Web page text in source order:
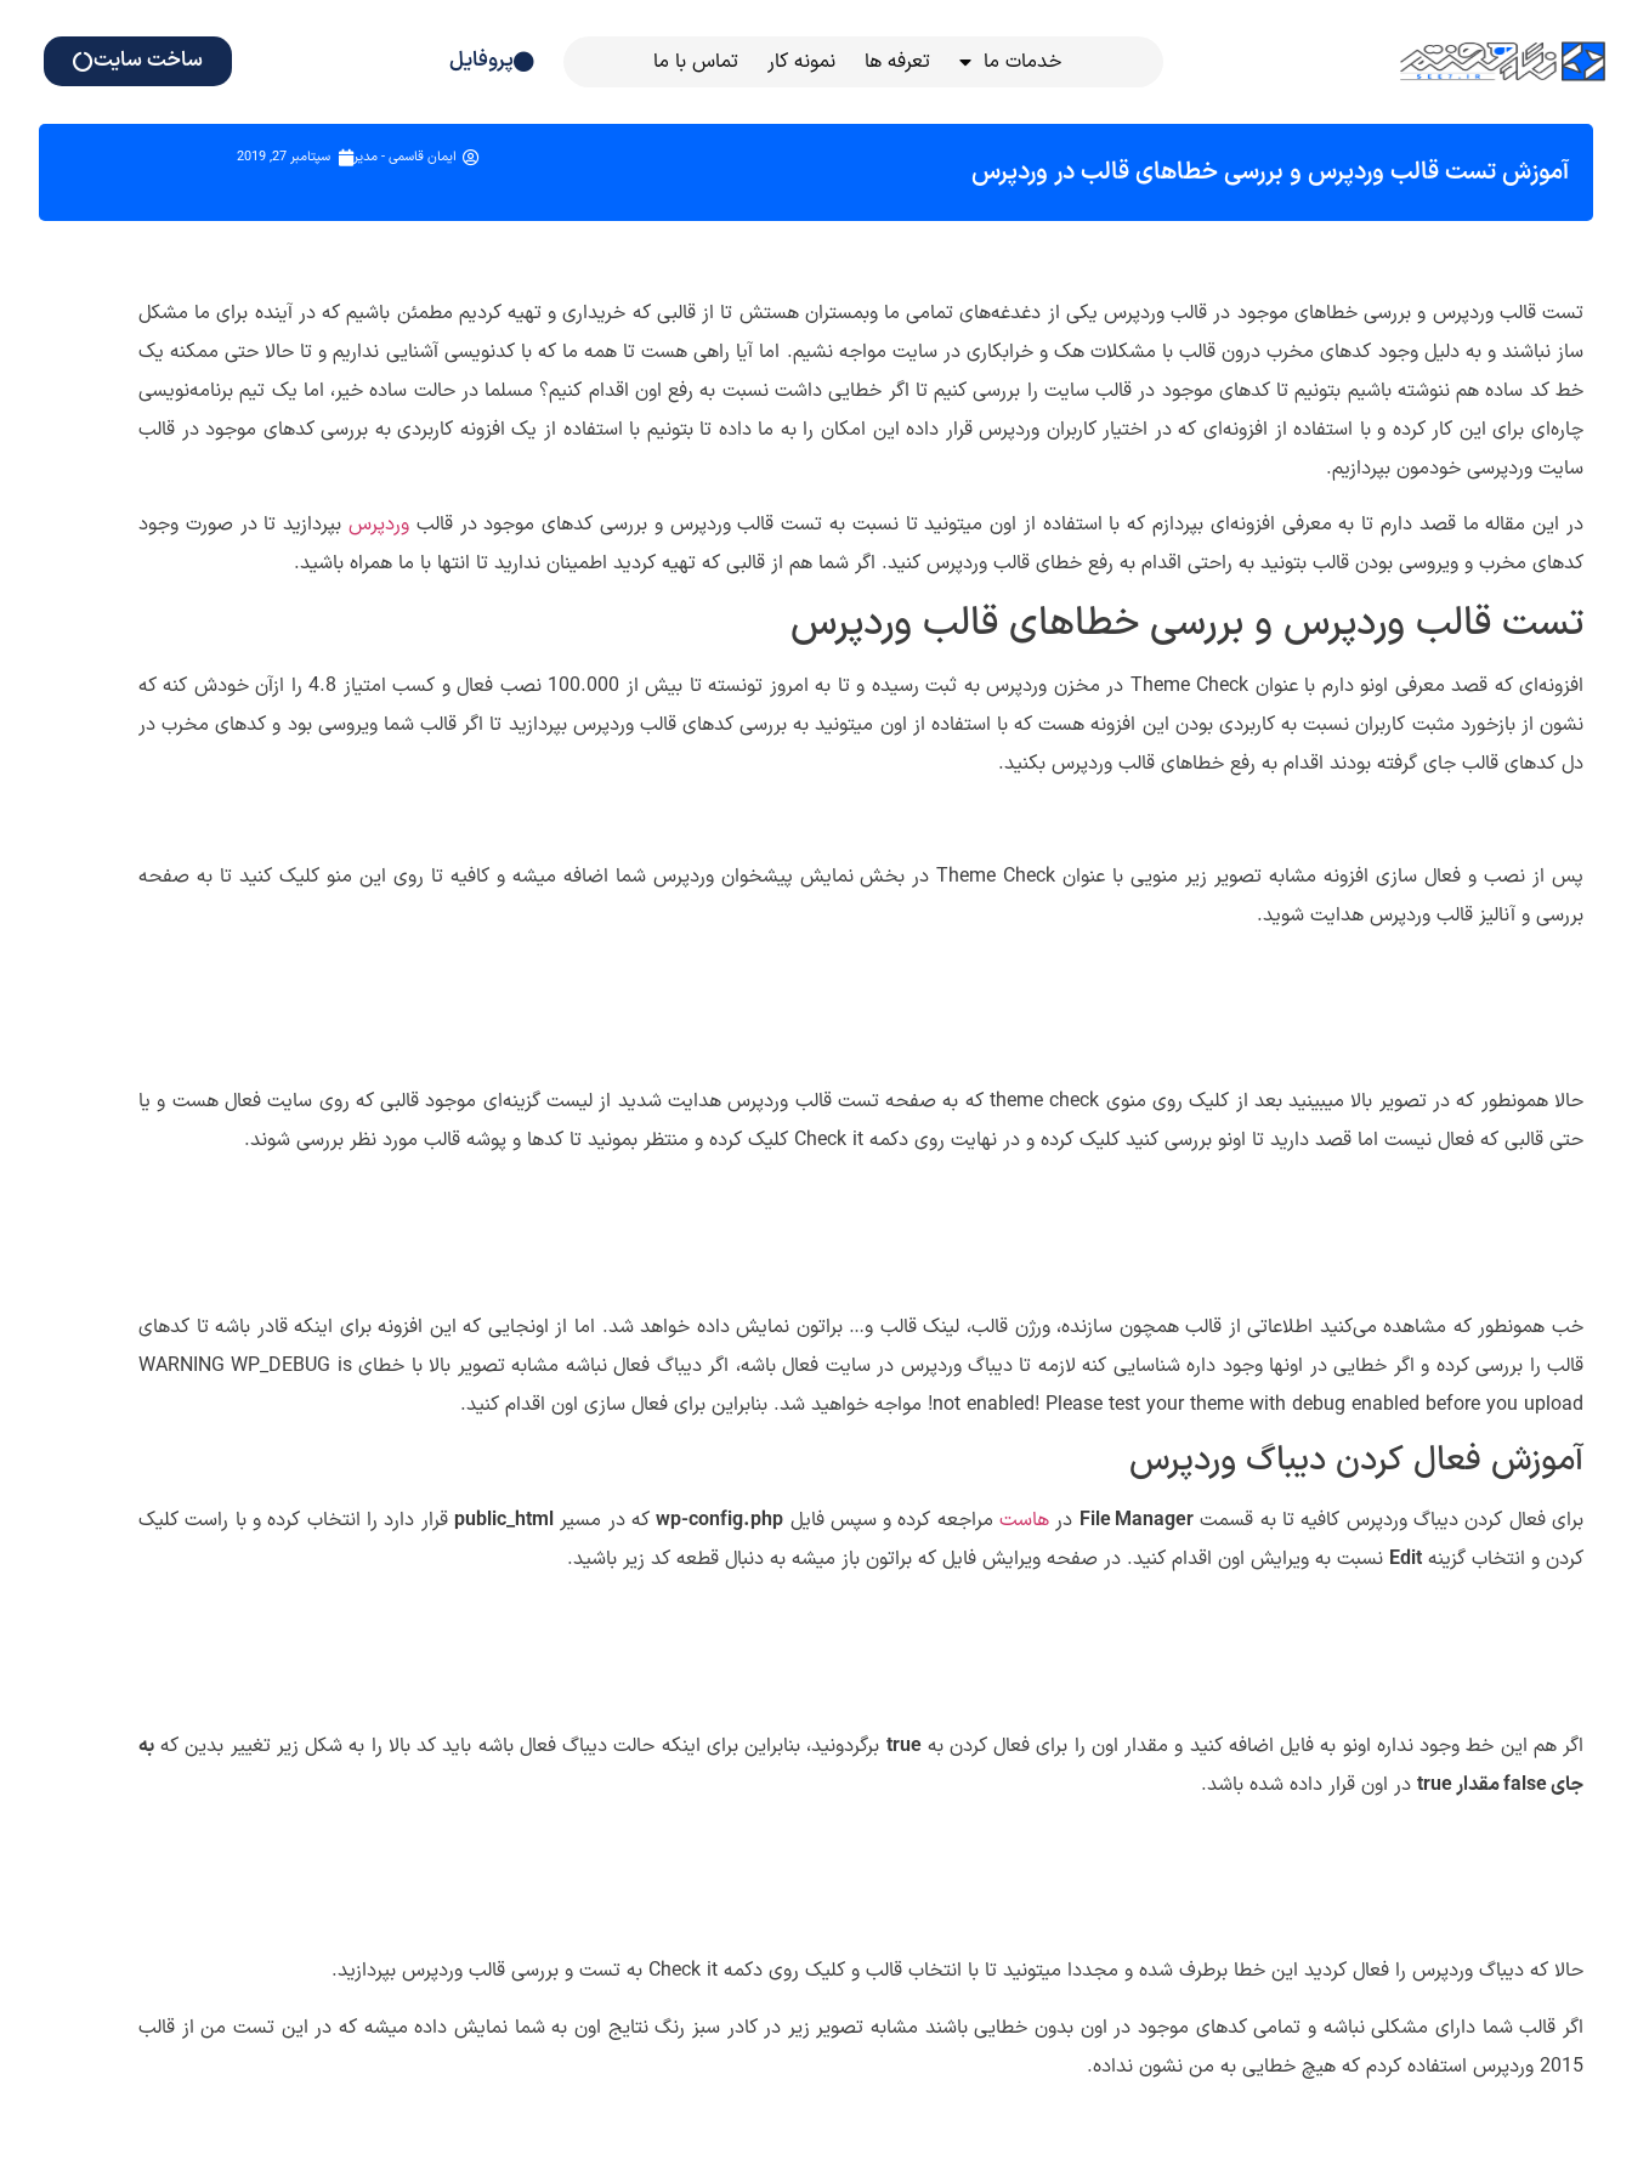
خدمات ما تعرفه ها نمونه کار تماس با ما پروفایل ساخت سایت
آموزش تست قالب وردپرس و بررسی خطاهای قالب در وردپرس ایمان قاسمی - مدیر سپتامبر 27, 2019
تست قالب وردپرس و بررسی خطاهای موجود در قالب وردپرس یکی از دغدغه‌های تمامی ما وبمستران هستش تا از قالبی که خریداری و تهیه کردیم مطمئن باشیم که در آینده برای ما مشکل
ساز نباشند و به دلیل وجود کدهای مخرب درون قالب با مشکلات هک و خرابکاری در سایت مواجه نشیم. اما آیا راهی هست تا همه ما که با کدنویسی آشنایی نداریم و تا حالا حتی ممکنه یک
خط کد ساده هم ننوشته باشیم بتونیم تا کدهای موجود در قالب سایت را بررسی کنیم تا اگر خطایی داشت نسبت به رفع اون اقدام کنیم؟ مسلما در حالت ساده خیر، اما یک تیم برنامه‌نویسی
چاره‌ای برای این کار کرده و با استفاده از افزونه‌ای که در اختیار کاربران وردپرس قرار داده این امکان را به ما داده تا بتونیم با استفاده از یک افزونه کاربردی به بررسی کدهای موجود در قالب
سایت وردپرسی خودمون بپردازیم.
در این مقاله ما قصد دارم تا به معرفی افزونه‌ای بپردازم که با استفاده از اون میتونید تا نسبت به تست قالب وردپرس و بررسی کدهای موجود در قالبوردپرس بپردازید تا در صورت وجود
کدهای مخرب و ویروسی بودن قالب بتونید به راحتی اقدام به رفع خطای قالب وردپرس کنید. اگر شما هم از قالبی که تهیه کردید اطمینان ندارید تا انتها با ما همراه باشید.
تست قالب وردپرس و بررسی خطاهای قالب وردپرس
افزونه‌ای که قصد معرفی اونو دارم با عنوان Theme Check در مخزن وردپرس به ثبت رسیده و تا به امروز تونسته تا بیش از 100.000 نصب فعال و کسب امتیاز 4.8 را ازآن خودش کنه که
نشون از بازخورد مثبت کاربران نسبت به کاربردی بودن این افزونه هست که با استفاده از اون میتونید به بررسی کدهای قالب وردپرس بپردازید تا اگر قالب شما ویروسی بود و کدهای مخرب در
دل کدهای قالب جای گرفته بودند اقدام به رفع خطاهای قالب وردپرس بکنید.
پس از نصب و فعال سازی افزونه مشابه تصویر زیر منویی با عنوان Theme Check در بخش نمایش پیشخوان وردپرس شما اضافه میشه و کافیه تا روی این منو کلیک کنید تا به صفحه
بررسی و آنالیز قالب وردپرس هدایت شوید.
حالا همونطور که در تصویر بالا میبینید بعد از کلیک روی منوی theme check که به صفحه تست قالب وردپرس هدایت شدید از لیست گزینه‌ای موجود قالبی که روی سایت فعال هست و یا
حتی قالبی که فعال نیست اما قصد دارید تا اونو بررسی کنید کلیک کرده و در نهایت روی دکمه Check it کلیک کرده و منتظر بمونید تا کدها و پوشه قالب مورد نظر بررسی شوند.
خب همونطور که مشاهده می‌کنید اطلاعاتی از قالب همچون سازنده، ورژن قالب، لینک قالب و… براتون نمایش داده خواهد شد. اما از اونجایی که این افزونه برای اینکه قادر باشه تا کدهای
قالب را بررسی کرده و اگر خطایی در اونها وجود داره شناسایی کنه لازمه تا دیباگ وردپرس در سایت فعال باشه، اگر دیباگ فعال نباشه مشابه تصویر بالا با خطای WARNING WP_DEBUG is
not enabled! Please test your theme with debug enabled before you upload! مواجه خواهید شد. بنابراین برای فعال سازی اون اقدام کنید.
آموزش فعال کردن دیباگ وردپرس
برای فعال کردن دیباگ وردپرس کافیه تا به قسمت File Manager در هاستمراجعه کرده و سپس فایل wp-config.phpکه در مسیرpublic_html قرار دارد را انتخاب کرده و با راست کلیک
کردن و انتخاب گزینه Edit نسبت به ویرایش اون اقدام کنید. در صفحه ویرایش فایل که براتون باز میشه به دنبال قطعه کد زیر باشید.
اگر هم این خط وجود نداره اونو به فایل اضافه کنید و مقدار اون را برای فعال کردن بهtrue برگردونید، بنابراین برای اینکه حالت دیباگ فعال باشه باید کد بالا را به شکل زیر تغییر بدین که به
جای false مقدار true
در اون قرار داده شده باشد.
حالا که دیباگ وردپرس را فعال کردید این خطا برطرف شده و مجددا میتونید تا با انتخاب قالب و کلیک روی دکمه Check it به تست و بررسی قالب وردپرس بپردازید.
اگر قالب شما دارای مشکلی نباشه و تمامی کدهای موجود در اون بدون خطایی باشند مشابه تصویر زیر در کادر سبز رنگ نتایج اون به شما نمایش داده میشه که در این تست من از قالب
2015 وردپرس استفاده کردم که هیچ خطایی به من نشون نداده.